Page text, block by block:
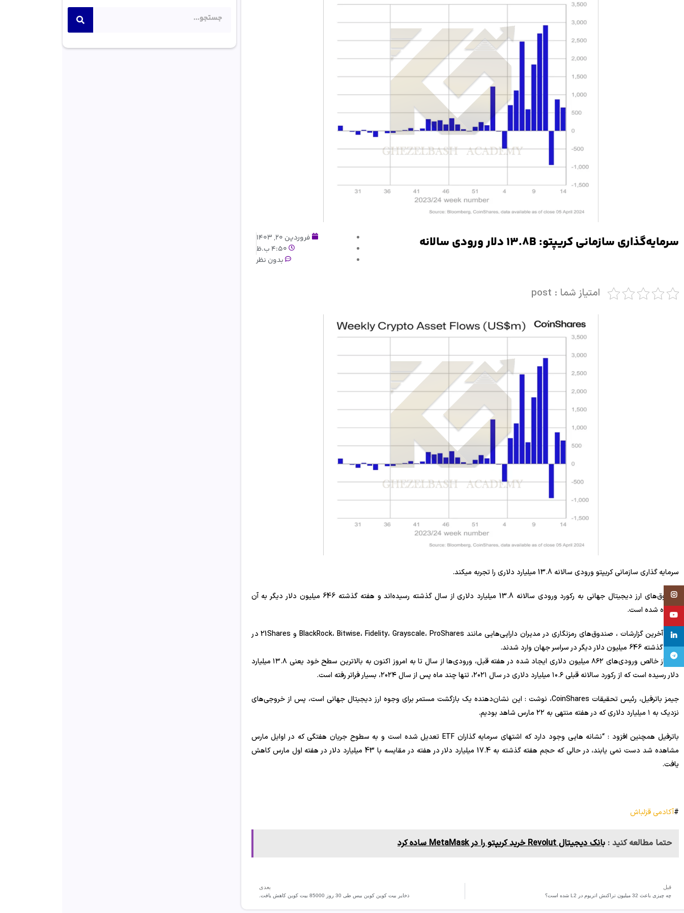
سرمایه‌گذاری سازمانی کریپتو: ۱۳.۸B دلار ورودی سالانه
فروردین 20, 1403
4:50 ب.ظ
بدون نظر
امتیاز شما : post
سرمایه گذاری سازمانی کریپتو ورودی سالانه 13.8 میلیارد دلاری را تجربه میکند.
صندوق‌های ارز دیجیتال جهانی به رکورد ورودی سالانه 13.8 میلیارد دلاری از سال گذشته رسیده‌اند و هفته گذشته 646 میلیون دلار دیگر به آن
افزوده شده است.
طبق آخرین گزارشات ، صندوق‌های رمزنگاری در مدیران دارایی‌هایی مانند BlackRock، Bitwise، Fidelity، Grayscale، ProShares و 21Shares در
هفته گذشته 646 میلیون دلار دیگر در سراسر جهان وارد شدند.
پس از خالص ورودی‌های ۸۶۲ میلیون دلاری ایجاد شده در هفته قبل، ورودی‌ها از سال تا به امروز اکنون به بالاترین سطح خود یعنی ۱۳.۸ میلیارد
دلار رسیده است که از رکورد سالانه قبلی ۱۰.۶ میلیارد دلاری در سال ۲۰۲۱، تنها چند ماه پس از سال ۲۰۲۴، بسیار فراتر رفته است.
جیمز باترفیل، رئیس تحقیقات CoinShares، نوشت : این نشان‌دهنده یک بازگشت مستمر برای وجوه ارز دیجیتال جهانی است، پس از خروجی‌های
نزدیک به ۱ میلیارد دلاری که در هفته منتهی به ۲۲ مارس شاهد بودیم.
باترفیل همچنین افزود : “نشانه هایی وجود دارد که اشتهای سرمایه گذاران ETF تعدیل شده است و به سطوح جریان هفتگی که در اوایل مارس
مشاهده شد دست نمی یابند، در حالی که حجم هفته گذشته به 17.4 میلیارد دلار در هفته در مقایسه با 43 میلیارد دلار در هفته اول مارس کاهش
یافت.
#آکادمی قزلباش
حتما مطالعه کنید : بانک دیجیتال Revolut خرید کریپتو را در MetaMask ساده کرد
قبل
چه چیزی باعث 32 میلیون تراکنش اتریوم در L2 شده است؟
بعدی
ذخایر بیت کوین کوین بیس طی 30 روز 85000 بیت کوین کاهش یافت.
Instagram
YouTube
linkedin
تلگرام